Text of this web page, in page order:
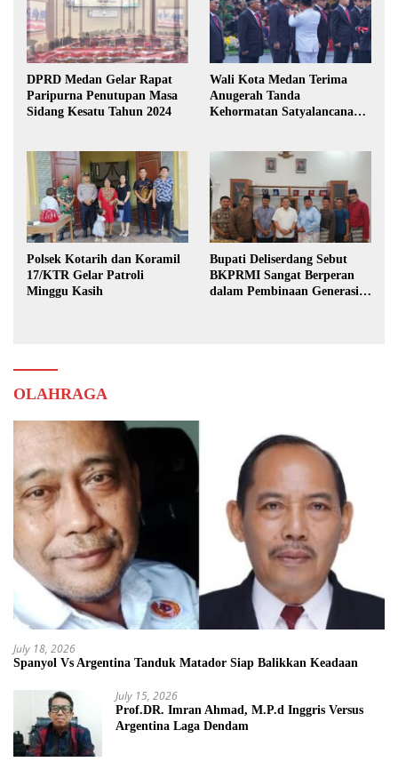
DPRD Medan Gelar Rapat
Paripurna Penutupan Masa
Sidang Kesatu Tahun 2024
Wali Kota Medan Terima
Anugerah Tanda
Kehormatan Satyalancana
Polsek Kotarih dan Koramil
17/KTR Gelar Patroli
Minggu Kasih
Bupati Deliserdang Sebut
BKPRMI Sangat Berperan
dalam Pembinaan Generasi
OLAHRAGA
July 18, 2026
Spanyol Vs Argentina Tanduk Matador Siap Balikkan Keadaan
July 15, 2026
Prof.DR. Imran Ahmad, M.P.d Inggris Versus
Argentina Laga Dendam